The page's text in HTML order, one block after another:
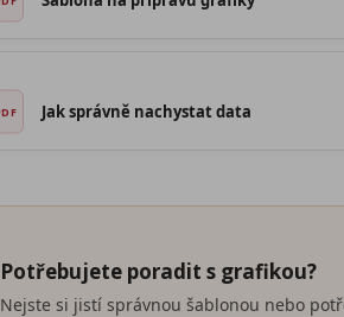
Jak správně nachystat data
Potřebujete poradit s grafikou?
Nejste si jistí správnou šablonou nebo